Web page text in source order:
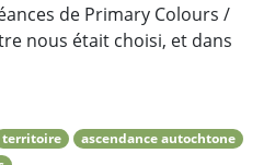
de Primary Colours /
nous était choisi, et dans
territoire
ascendance autochtone